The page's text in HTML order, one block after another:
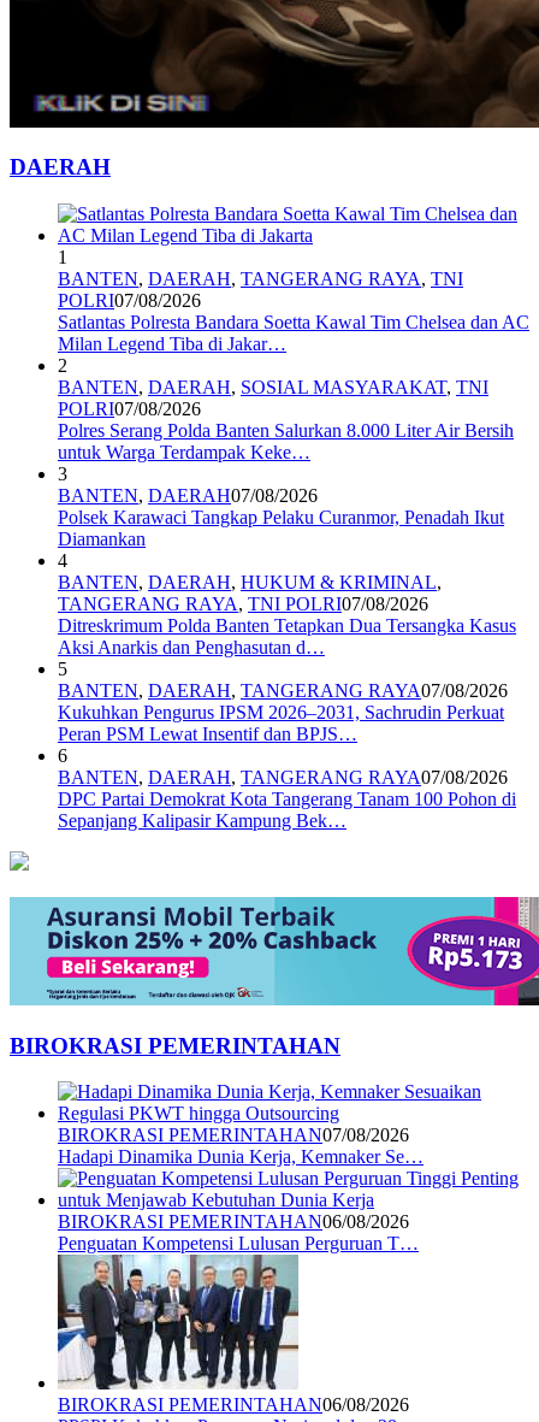
DAERAH
1
BANTEN, DAERAH, TANGERANG RAYA, TNI
POLRI07/08/2026
Satlantas Polresta Bandara Soetta Kawal Tim Chelsea dan AC
Milan Legend Tiba di Jakar…
2
BANTEN, DAERAH, SOSIAL MASYARAKAT, TNI
POLRI07/08/2026
Polres Serang Polda Banten Salurkan 8.000 Liter Air Bersih
untuk Warga Terdampak Keke…
3
BANTEN, DAERAH07/08/2026
Polsek Karawaci Tangkap Pelaku Curanmor, Penadah Ikut
Diamankan
4
BANTEN, DAERAH, HUKUM & KRIMINAL,
TANGERANG RAYA, TNI POLRI07/08/2026
Ditreskrimum Polda Banten Tetapkan Dua Tersangka Kasus
Aksi Anarkis dan Penghasutan d…
5
BANTEN, DAERAH, TANGERANG RAYA07/08/2026
Kukuhkan Pengurus IPSM 2026–2031, Sachrudin Perkuat
Peran PSM Lewat Insentif dan BPJS…
6
BANTEN, DAERAH, TANGERANG RAYA07/08/2026
DPC Partai Demokrat Kota Tangerang Tanam 100 Pohon di
Sepanjang Kalipasir Kampung Bek…
BIROKRASI PEMERINTAHAN
BIROKRASI PEMERINTAHAN07/08/2026
Hadapi Dinamika Dunia Kerja, Kemnaker Se…
BIROKRASI PEMERINTAHAN06/08/2026
Penguatan Kompetensi Lulusan Perguruan T…
BIROKRASI PEMERINTAHAN06/08/2026